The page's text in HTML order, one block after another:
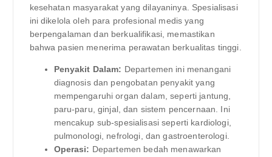
kesehatan masyarakat yang dilayaninya. Spesialisasi
ini dikelola oleh para profesional medis yang
berpengalaman dan berkualifikasi, memastikan
bahwa pasien menerima perawatan berkualitas tinggi.
Penyakit Dalam: Departemen ini menangani
diagnosis dan pengobatan penyakit yang
mempengaruhi organ dalam, seperti jantung,
paru-paru, ginjal, dan sistem pencernaan. Ini
mencakup sub-spesialisasi seperti kardiologi,
pulmonologi, nefrologi, dan gastroenterologi.
Operasi: Departemen bedah menawarkan